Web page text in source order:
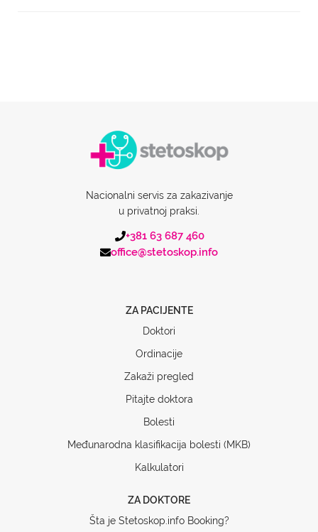
Nacionalni servis za zakazivanje
u privatnoj praksi.
+381 63 687 460
office@stetoskop.info
ZA PACIJENTE
Doktori
Ordinacije
Zakaži pregled
Pitajte doktora
Bolesti
Međunarodna klasifikacija bolesti (MKB)
Kalkulatori
ZA DOKTORE
Šta je Stetoskop.info Booking?